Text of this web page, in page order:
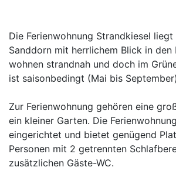
Die Ferienwohnung Strandkiesel liegt
Sanddorn mit herrlichem Blick in den
wohnen strandnah und doch im
ist saisonbedingt (Mai bis
Zur Ferienwohnung gehören eine
ein kleiner Garten. Die
eingerichtet und bietet genügend
Personen mit 2 getrennten
zusätzlichen Gäste-WC.